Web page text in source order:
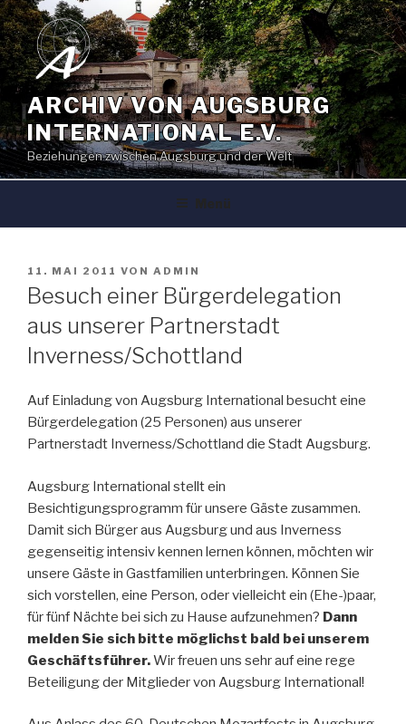
Zum
Inhalt
springen
ARCHIV VON AUGSBURG
INTERNATIONAL E.V.
Beziehungen zwischen Augsburg und der Welt
Menü
VERÖFFENTLICHT
AM
11. MAI 2011 VON ADMIN
Besuch einer Bürgerdelegation
aus unserer Partnerstadt
Inverness/Schottland
Auf Einladung von Augsburg International besucht eine
Bürgerdelegation (25 Personen) aus unserer
Partnerstadt Inverness/Schottland die Stadt Augsburg.
Augsburg International stellt ein
Besichtigungsprogramm für unsere Gäste zusammen.
Damit sich Bürger aus Augsburg und aus Inverness
gegenseitig intensiv kennen lernen können, möchten wir
unsere Gäste in Gastfamilien unterbringen. Können Sie
sich vorstellen, eine Person, oder vielleicht ein (Ehe-)paar,
für fünf Nächte bei sich zu Hause aufzunehmen? Dann
melden Sie sich bitte möglichst bald bei unserem
Geschäftsführer.Wir freuen uns sehr auf eine rege
Beteiligung der Mitglieder von Augsburg International!